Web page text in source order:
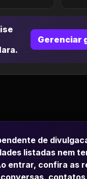
Gerenciar
de
listadas nem
entrar, confira as
contatos